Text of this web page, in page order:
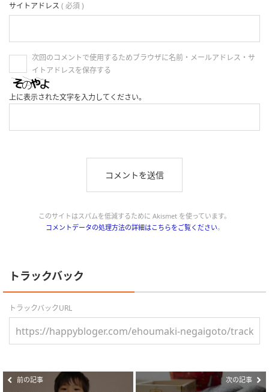
サイトアドレス ( 必須 )
次回のコメントで使用するためブラウザに名前・メールアドレス・サ
イトアドレスを保存する
上に表示された文字を入力してください。
このサイトはスパムを低減するために Akismet を使っています。
コメントデータの処理方法の詳細はこちらをご覧ください。
トラックバック
トラックバックURL
前の記事 次の記事